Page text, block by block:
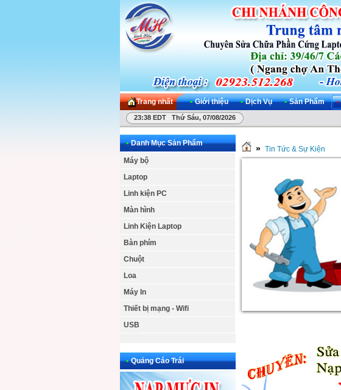
Trang nhất • Giới thiệu • Dịch Vụ • Sản Phẩm •
23:38 EDT Thứ Sáu, 07/08/2026
• Danh Mục Sản Phẩm
Máy bộ
Laptop
Linh kiện PC
Màn hình
Linh Kiện Laptop
Bàn phím
Chuột
Loa
Máy In
Thiết bị mạng - Wifi
USB
• Quảng Cáo Trái
» Tin Tức & Sự Kiện